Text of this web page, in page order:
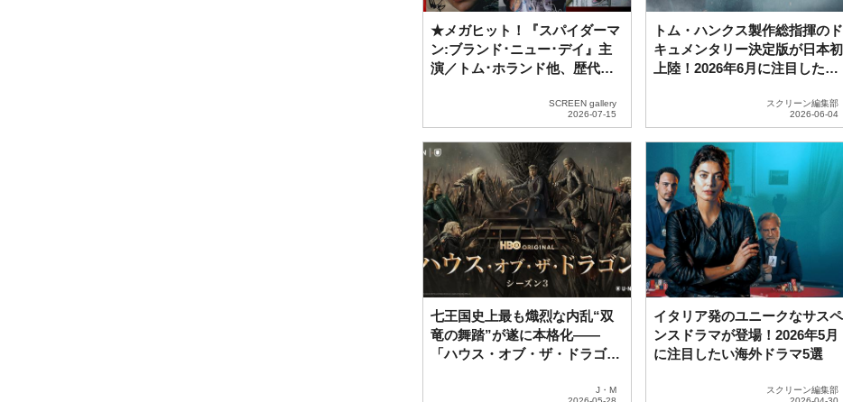
★メガヒット！『スパイダーマ
ン:ブランド･ニュー･デイ』主
演／トム･ホランド他、歴代
ートグラフ、一挙発売！SCREEN gallery
トム・ハンクス製作総指揮のド
キュメンタリー決定版が日本初
上陸！2026年6月に注目したい
スクリーン編集部
七王国史上最も熾烈な内乱“双
竜の舞踏”が遂に本格化——
「ハウス・オブ・ザ・ドラゴ
J・M
イタリア発のユニークなサスペ
ンスドラマが登場！2026年5月
に注目したい海外ドラマ5選
スクリーン編集部